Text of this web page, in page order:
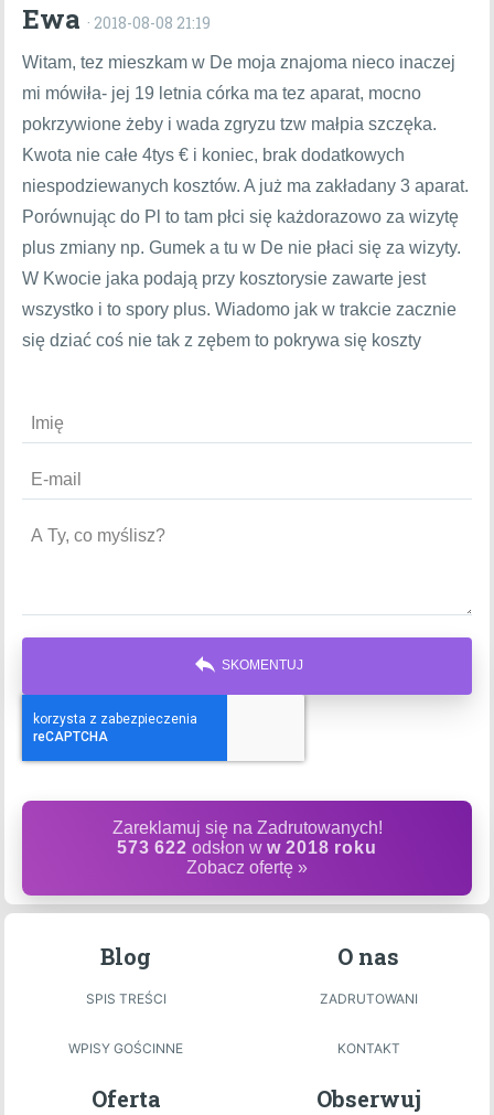
Ewa · 2018-08-08 21:19
Witam, tez mieszkam w De moja znajoma nieco inaczej
mi mówiła- jej 19 letnia córka ma tez aparat, mocno
pokrzywione żeby i wada zgryzu tzw małpia szczęka.
Kwota nie całe 4tys € i koniec, brak dodatkowych
niespodziewanych kosztów. A już ma zakładany 3 aparat.
Porównując do Pl to tam płci się każdorazowo za wizytę
plus zmiany np. Gumek a tu w De nie płaci się za wizyty.
W Kwocie jaka podają przy kosztorysie zawarte jest
wszystko i to spory plus. Wiadomo jak w trakcie zacznie
się dziać coś nie tak z zębem to pokrywa się koszty
reply SKOMENTUJ
Zareklamuj się na Zadrutowanych!
573 622 odsłon w w 2018 roku
Zobacz ofertę »
Blog
SPIS TREŚCI
WPISY GOŚCINNE
O nas
ZADRUTOWANI
KONTAKT
Oferta Obserwuj